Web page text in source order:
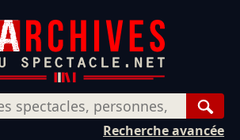
Recherche avancée